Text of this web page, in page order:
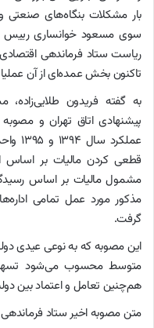
بار مشکلات بنگاه‌های صنعتی
سوی مسعود خوانساری رییس
ریاست ستاد فرماندهی اقتصادی
تاکنون بخش عمده‌ای از آن
به گفته فریدون
پیشنهادی اتاق تهران و
قطعی کردن مالیات بر اساس
مشمول مالیات بر اساس
مذکور مورد عمل تمامی
گرفت.
این مصوبه که به نوعی عیدی
متوسط محسوب می‌شود
هم‌چنین تعامل و اعتماد بین
متن مصوبه اخیر ستاد